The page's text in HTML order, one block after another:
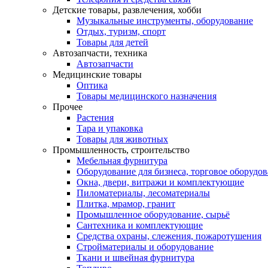
Детские товары, развлечения, хобби
Музыкальные инструменты, оборудование
Отдых, туризм, спорт
Товары для детей
Автозапчасти, техника
Автозапчасти
Медицинские товары
Оптика
Товары медицинского назначения
Прочее
Растения
Тара и упаковка
Товары для животных
Промышленность, строительство
Мебельная фурнитура
Оборудование для бизнеса, торговое
Окна, двери, витражи и комплектующие
Пиломатериалы, лесоматериалы
Плитка, мрамор, гранит
Промышленное оборудование, сырьё
Сантехника и комплектующие
Средства охраны, слежения, пожаротушения
Стройматериалы и оборудование
Ткани и швейная фурнитура